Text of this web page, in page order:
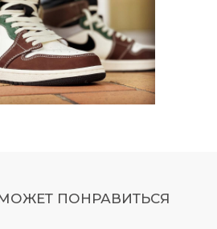
ПОНРАВИТЬСЯ